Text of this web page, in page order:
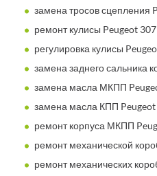
замена тросов сцепления
ремонт кулисы Peugeot 307
регулировка кулисы
замена заднего сальника
замена масла МКПП
замена масла КПП
ремонт корпуса МКПП
ремонт механической
ремонт механических